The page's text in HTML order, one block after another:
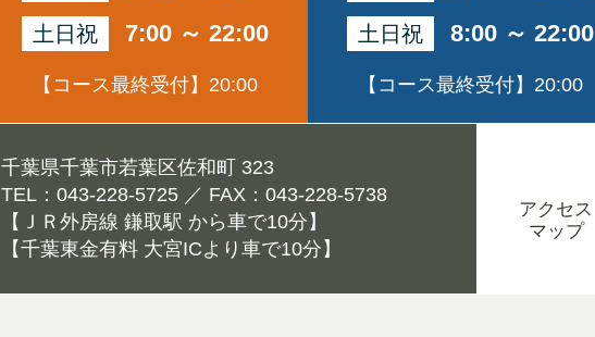
土日祝 7:00 ～ 22:00
【コース最終受付】20:00
土日祝 8:00 ～ 22:00
【コース最終受付】20:00
千葉県千葉市若葉区佐和町 323
TEL：043-228-5725 ／ FAX：043-228-5738
【ＪＲ外房線 鎌取駅 から車で10分】
【千葉東金有料 大宮ICより車で10分】
アクセス
マップ